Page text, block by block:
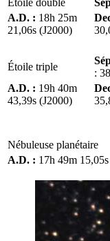
A.D. : 18h 25m
21,06s (J2000)
Étoile triple
:
A.D. : 19h 40m
43,39s (J2000)
Nébuleuse planétaire
A.D. : 17h 49m